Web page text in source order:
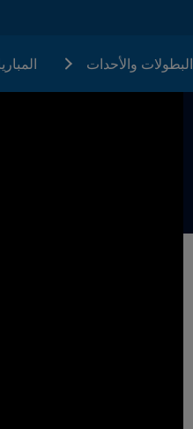
البطولات والأحدات